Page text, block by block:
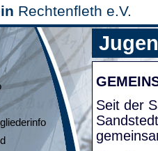
Rechtenfleth e.V.
Seit der